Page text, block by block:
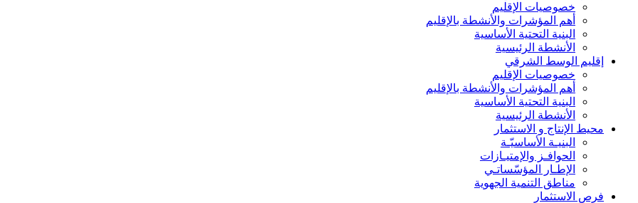
خصوصيات الإقليم
أهم المؤشرات والأنشطة بالإقليم
البنية التحتية الأساسية
الأنشطة الرئيسية
إقليم الوسط الشرقي
خصوصيات الإقليم
أهم المؤشرات والأنشطة بالإقليم
البنية التحتية الأساسية
الأنشطة الرئيسية
محيط الإنتاج و الاستثمار
البنيـة الأساسيّـة
الحوافـز والإمتيـازات
الإطـار المؤسّساتـي
مناطق التنمية الجهوية
فرص الاستثمار